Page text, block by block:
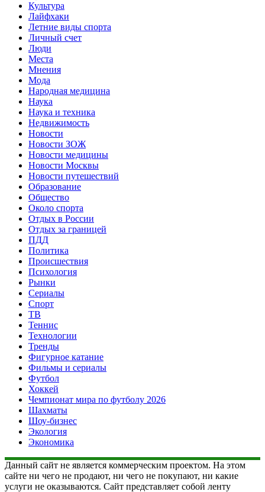
Культура
Лайфхаки
Летние виды спорта
Личный счет
Люди
Места
Мнения
Мода
Народная медицина
Наука
Наука и техника
Недвижимость
Новости
Новости ЗОЖ
Новости медицины
Новости Москвы
Новости путешествий
Образование
Общество
Около спорта
Отдых в России
Отдых за границей
ПДД
Политика
Происшествия
Психология
Рынки
Сериалы
Спорт
ТВ
Теннис
Технологии
Тренды
Фигурное катание
Фильмы и сериалы
Футбол
Хоккей
Чемпионат мира по футболу 2026
Шахматы
Шоу-бизнес
Экология
Экономика
Данный сайт не является коммерческим проектом. На этом
сайте ни чего не продают, ни чего не покупают, ни какие
услуги не оказываются. Сайт представляет собой ленту